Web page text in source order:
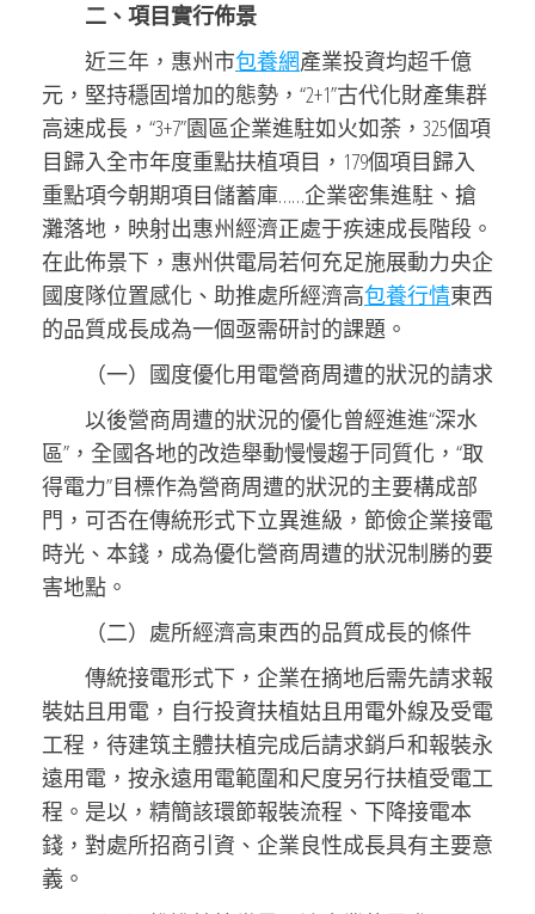
二、項目實行佈景
近三年，惠州市包養網產業投資均超千億
元，堅持穩固增加的態勢，“2+1”古代化財產集群
高速成長，“3+7”園區企業進駐如火如荼，325個項
目歸入全市年度重點扶植項目，179個項目歸入
重點項今朝期項目儲蓄庫……企業密集進駐、搶
灘落地，映射出惠州經濟正處于疾速成長階段。
在此佈景下，惠州供電局若何充足施展動力央企
國度隊位置感化、助推處所經濟高包養行情東西
的品質成長成為一個亟需研討的課題。
（一）國度優化用電營商周遭的狀況的請求
以後營商周遭的狀況的優化曾經進進“深水
區”，全國各地的改造舉動慢慢趨于同質化，“取
得電力”目標作為營商周遭的狀況的主要構成部
門，可否在傳統形式下立異進級，節儉企業接電
時光、本錢，成為優化營商周遭的狀況制勝的要
害地點。
（二）處所經濟高東西的品質成長的條件
傳統接電形式下，企業在摘地后需先請求報
裝姑且用電，自行投資扶植姑且用電外線及受電
工程，待建筑主體扶植完成后請求銷戶和報裝永
遠用電，按永遠用電範圍和尺度另行扶植受電工
程。是以，精簡該環節報裝流程、下降接電本
錢，對處所招商引資、企業良性成長具有主要意
義。